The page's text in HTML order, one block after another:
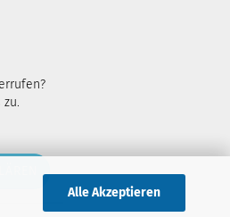
Alle Akzeptieren